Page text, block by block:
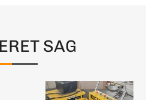
SAG